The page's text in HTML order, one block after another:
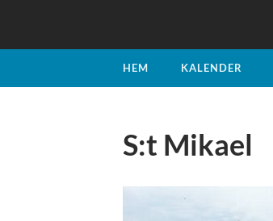
HEM KALENDER
S:t Mikael